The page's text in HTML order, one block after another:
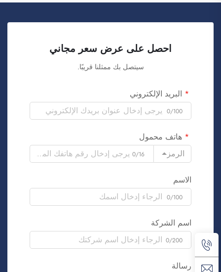
احصل على عرض سعر مجاني
سيتصل بك ممثلنا قريبًا.
البريد الإلكتروني
0/100
هاتف محمول
الرمز
0/16
الاسم
0/100
اسم الشركة
0/200
رسالة